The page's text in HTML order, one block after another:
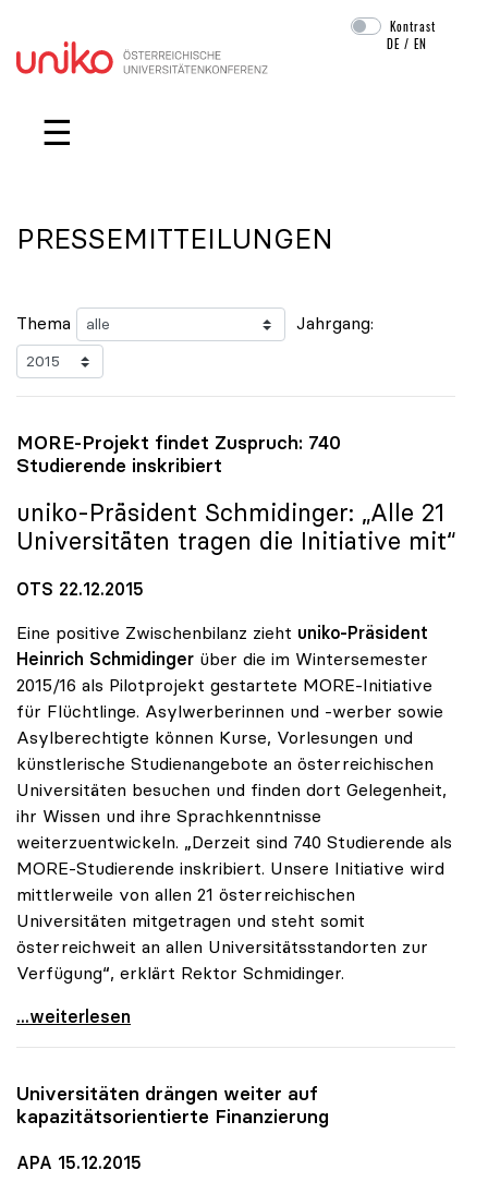
Navigation überspringen
Kontrast
DE /EN
☰
PRESSEMITTEILUNGEN
Thema Jahrgang:
MORE-Projekt findet Zuspruch: 740
Studierende inskribiert
uniko-Präsident Schmidinger: „Alle 21
Universitäten tragen die Initiative mit“
OTS 22.12.2015
Eine positive Zwischenbilanz zieht uniko-Präsident
Heinrich Schmidinger über die im Wintersemester
2015/16 als Pilotprojekt gestartete MORE-Initiative
für Flüchtlinge. Asylwerberinnen und -werber sowie
Asylberechtigte können Kurse, Vorlesungen und
künstlerische Studienangebote an österreichischen
Universitäten besuchen und finden dort Gelegenheit,
ihr Wissen und ihre Sprachkenntnisse
weiterzuentwickeln. „Derzeit sind 740 Studierende als
MORE-Studierende inskribiert. Unsere Initiative wird
mittlerweile von allen 21 österreichischen
Universitäten mitgetragen und steht somit
österreichweit an allen Universitätsstandorten zur
Verfügung“, erklärt Rektor Schmidinger.
MORE-Projekt findet Zuspruch: 740 Studierende
...weiterlesen
Universitäten drängen weiter auf
kapazitätsorientierte Finanzierung
APA 15.12.2015